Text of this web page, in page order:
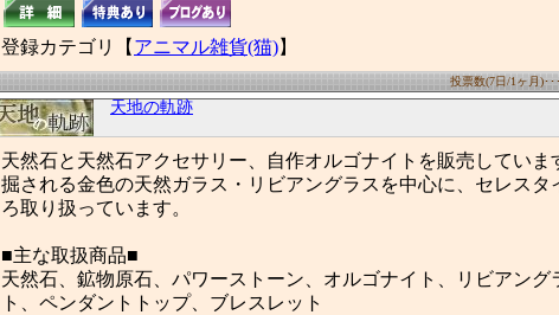
登録カテゴリ【 アニマル雑貨(猫)】
投票数(7日/1ヶ月)･
天地の軌跡
天然石と天然石アクセサリー、自作オルゴナイトを販売してい
掘される金色の天然ガラス・リビアングラスを中心に、セレスタ
ろ取り扱っています。
■主な取扱商品■
天然石、鉱物原石、パワーストーン、オルゴナイト、リビアング
ト、ペンダントトップ、ブレスレット